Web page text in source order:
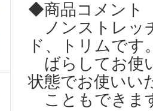
◆商品コメント
ノンストレッ
ド、トリムです
ばらしてお使
状態でお使いい
こともでき